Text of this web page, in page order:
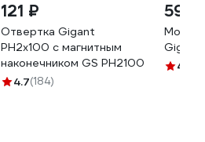
121 ₽
Отвертка Gigant
PH2x100 с магнитным
наконечником GS PH2100
4.7(184)
595
Gigant
4.9